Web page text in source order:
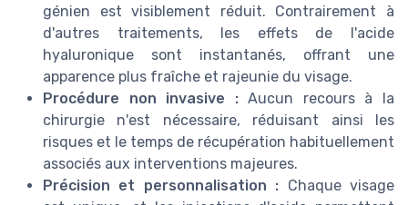
génien est visiblement réduit. Contrairement à
d'autres traitements, les effets de l'acide
hyaluronique sont instantanés, offrant une
apparence plus fraîche et rajeunie du visage.
Procédure non invasive :Aucun recours à la
chirurgie n'est nécessaire, réduisant ainsi les
risques et le temps de récupération habituellement
associés aux interventions majeures.
Précision et personnalisation : Chaque visage